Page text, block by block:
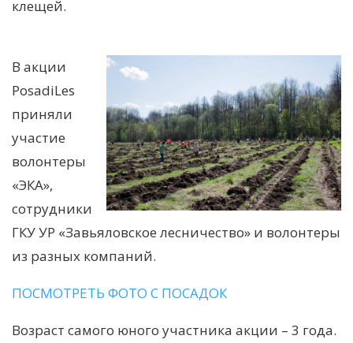
клещей.
В акции
PosadiLes
приняли
участие
волонтеры
«ЭКА»,
сотрудники
ГКУ УР «Завьяловское лесничество» и волонтеры
из разных компаний.
ПОСМОТРЕТЬ ФОТО С ПОСАДОК
Возраст самого юного участника акции – 3 года.